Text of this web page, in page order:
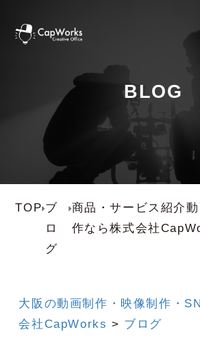
BLOG
TOP ブ
ロ
グ
商品・サービス紹介
作なら株式会社
大阪の動画制作・映像制作・
会社CapWorks > ブログ